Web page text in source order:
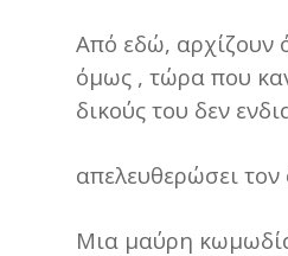
Από εδώ, αρχίζουν
όμως , τώρα που
δικούς του δεν
απελευθερώσει
Μια μαύρη